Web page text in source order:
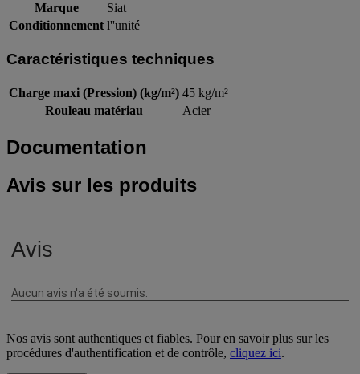
Marque
Siat
Conditionnement l''unité
Caractéristiques techniques
Charge maxi (Pression) (kg/m²) 45 kg/m²
Rouleau matériau
Acier
Documentation
Avis sur les produits
Nos avis sont authentiques et fiables. Pour en savoir plus sur les
procédures d'authentification et de contrôle, cliquez ici.